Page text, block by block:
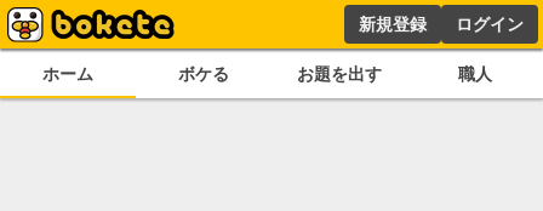
新規登録 ログイン
ホーム ボケる お題を出す 職人